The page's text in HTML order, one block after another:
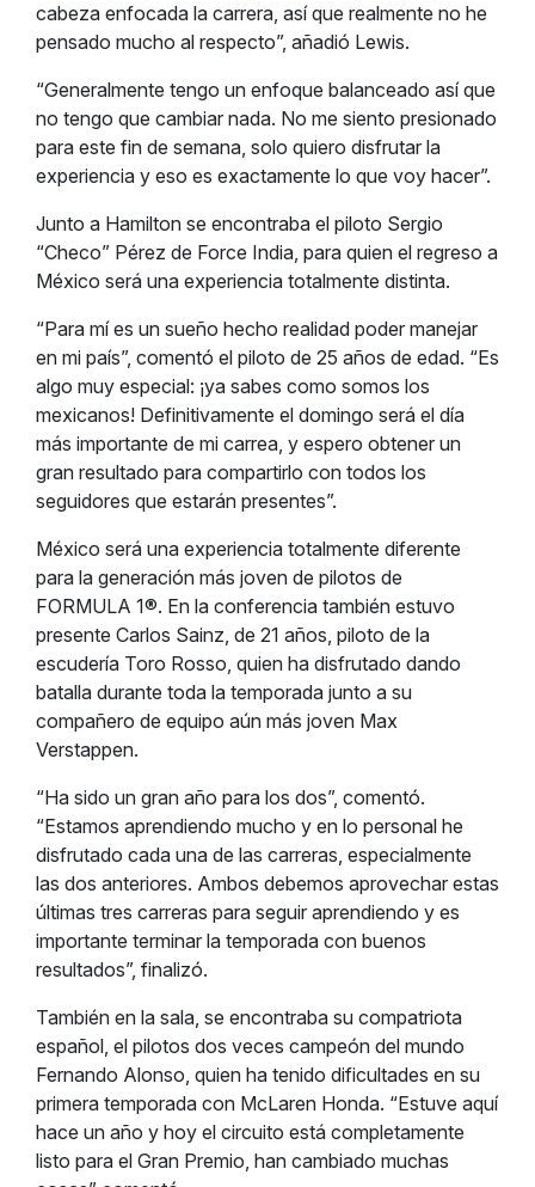
cabeza enfocada la carrera, así que realmente no he
pensado mucho al respecto”, añadió Lewis.
“Generalmente tengo un enfoque balanceado así que
no tengo que cambiar nada. No me siento presionado
para este fin de semana, solo quiero disfrutar la
experiencia y eso es exactamente lo que voy hacer”.
Junto a Hamilton se encontraba el piloto Sergio
“Checo” Pérez de Force India, para quien el regreso a
México será una experiencia totalmente distinta.
“Para mí es un sueño hecho realidad poder manejar
en mi país”, comentó el piloto de 25 años de edad. “Es
algo muy especial: ¡ya sabes como somos los
mexicanos! Definitivamente el domingo será el día
más importante de mi carrea, y espero obtener un
gran resultado para compartirlo con todos los
seguidores que estarán presentes”.
México será una experiencia totalmente diferente
para la generación más joven de pilotos de
FORMULA 1®. En la conferencia también estuvo
presente Carlos Sainz, de 21 años, piloto de la
escudería Toro Rosso, quien ha disfrutado dando
batalla durante toda la temporada junto a su
compañero de equipo aún más joven Max
Verstappen.
“Ha sido un gran año para los dos”, comentó.
“Estamos aprendiendo mucho y en lo personal he
disfrutado cada una de las carreras, especialmente
las dos anteriores. Ambos debemos aprovechar estas
últimas tres carreras para seguir aprendiendo y es
importante terminar la temporada con buenos
resultados”, finalizó.
También en la sala, se encontraba su compatriota
español, el pilotos dos veces campeón del mundo
Fernando Alonso, quien ha tenido dificultades en su
primera temporada con McLaren Honda. “Estuve aquí
hace un año y hoy el circuito está completamente
listo para el Gran Premio, han cambiado muchas